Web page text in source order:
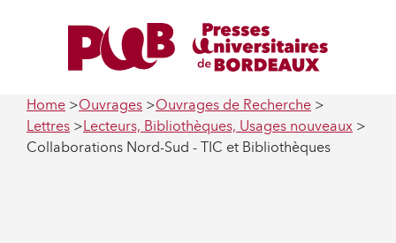
Home Ouvrages
Ouvrages de Recherche
Lettres
Lecteurs, Bibliothèques, Usages nouveaux
Collaborations Nord-Sud - TIC et Bibliothèques